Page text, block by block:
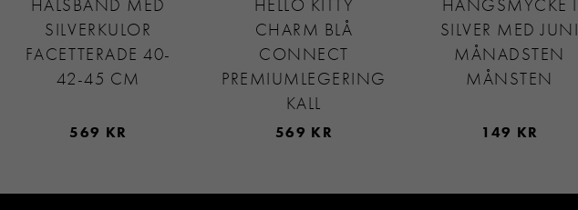
HALSBAND MED
SILVERKULOR
FACETTERADE 40-
42-45 CM
569 KR
HELLO KITTY
CHARM BLÅ
CONNECT
PREMIUMLEGERING
KALL
569 KR
HÄNGSMYCKE I
SILVER MED JUNI
MÅNADSTEN
MÅNSTEN
149 KR